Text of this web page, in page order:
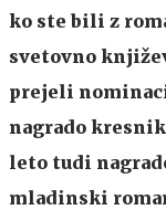
ko ste bili z
svetovno
prejeli
nagrado
leto tudi
mladinski